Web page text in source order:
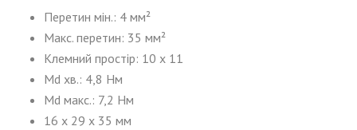
Перетин мін.: 4 мм²
Макс. перетин: 35 мм²
Клемний простір: 10 x 11
Md хв.: 4,8 Нм
Md макс.: 7,2 Нм
16 x 29 x 35 мм